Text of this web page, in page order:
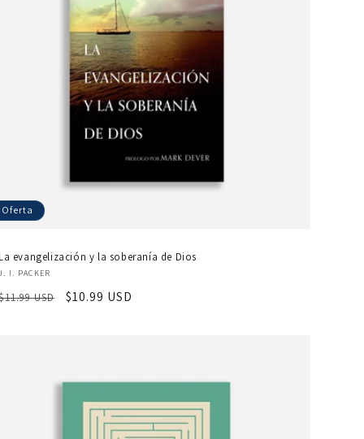
Oferta
La evangelización y la soberanía de Dios
I. PACKER
USD
Precio
$10.99 USD